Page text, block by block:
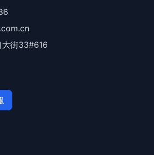
大街33#616